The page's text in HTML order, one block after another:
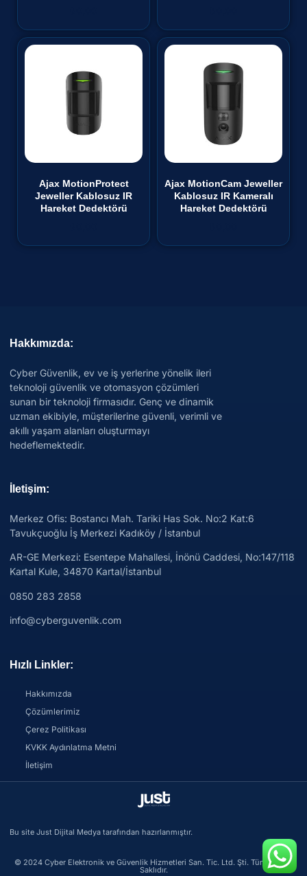
Ajax MotionProtect
Jeweller Kablosuz IR
Hareket Dedektörü
Ajax MotionCam Jeweller
Kablosuz IR Kameralı
Hareket Dedektörü
Hakkımızda:
Cyber Güvenlik, ev ve iş yerlerine yönelik ileri
teknoloji güvenlik ve otomasyon çözümleri
sunan bir teknoloji firmasıdır. Genç ve dinamik
uzman ekibiyle, müşterilerine güvenli, verimli ve
akıllı yaşam alanları oluşturmayı
hedeflemektedir.
İletişim:
Merkez Ofis: Bostancı Mah. Tariki Has Sok. No:2 Kat:6
Tavukçuoğlu İş Merkezi Kadıköy / İstanbul
AR-GE Merkezi: Esentepe Mahallesi, İnönü Caddesi, No:147/118
Kartal Kule, 34870 Kartal/İstanbul
0850 283 2858
info@cyberguvenlik.com
Hızlı Linkler:
Hakkımızda
Çözümlerimiz
Çerez Politikası
KVKK Aydınlatma Metni
İletişim
Bu site Just Dijital Medya tarafından hazırlanmıştır.
© 2024 Cyber Elektronik ve Güvenlik Hizmetleri San. Tic. Ltd. Şti. Tüm Hakları
Saklıdır.